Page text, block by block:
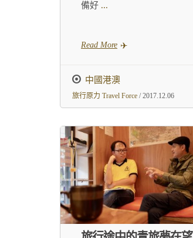
備好 ...
Read More
中國港澳
旅行原力 Travel Force / 2017.12.06